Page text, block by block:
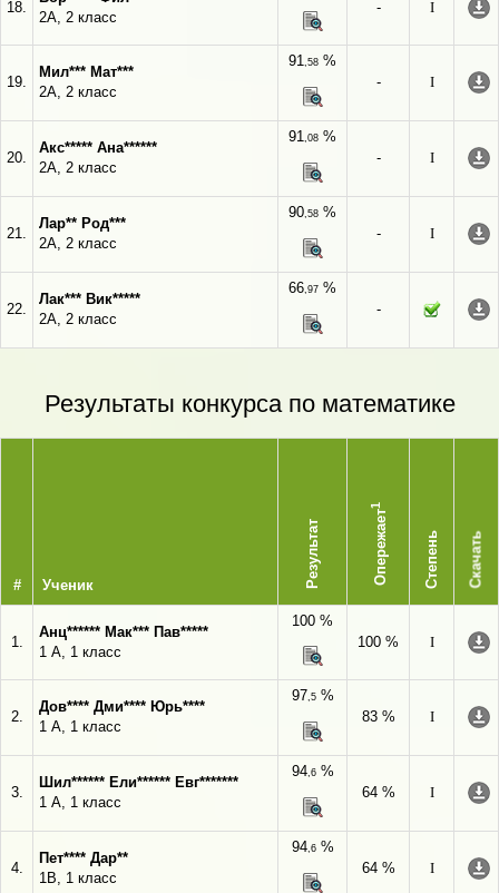
18.
2А, 2 класс
- I
19.
Мил*** Мат***
2А, 2 класс
91,58 %
-
I
20.
Акс***** Ана******
2А, 2 класс
91,08 %
-
I
21.
Лар** Род***
2А, 2 класс
90,58 %
-
I
22.
Лак*** Вик*****
2А, 2 класс
66,97 %
-
Результаты конкурса по математике
# Ученик Результат Опережает
1
Степень Скачать
1.
Анц****** Мак*** Пав*****
1 А, 1 класс
100 %
100 %
I
2.
Дов**** Дми**** Юрь****
1 А, 1 класс
97,5%
83 %
I
3.
Шил****** Ели****** Евг*******
1 А, 1 класс
94,6%
64 %
I
4.
Пет**** Дар**
1В, 1 класс
94,6%
64 %
I